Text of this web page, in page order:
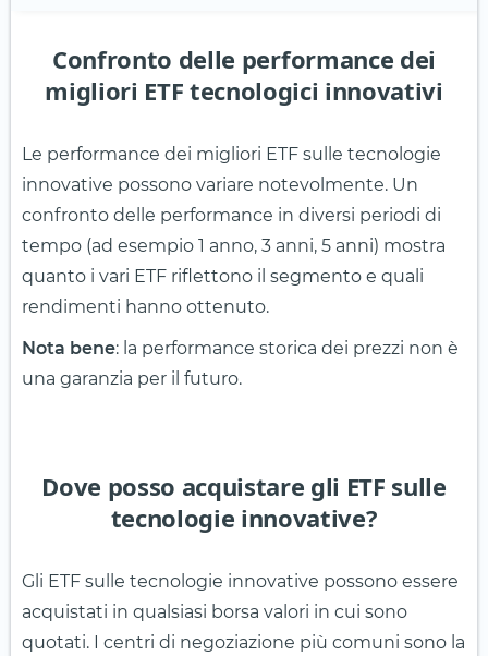
Confronto delle performance dei
migliori ETF tecnologici innovativi
Le performance dei migliori ETF sulle tecnologie
innovative possono variare notevolmente. Un
confronto delle performance in diversi periodi di
tempo (ad esempio 1 anno, 3 anni, 5 anni) mostra
quanto i vari ETF riflettono il segmento e quali
rendimenti hanno ottenuto.
Nota bene: la performance storica dei prezzi non è
una garanzia per il futuro.
Dove posso acquistare gli ETF sulle
tecnologie innovative?
Gli ETF sulle tecnologie innovative possono essere
acquistati in qualsiasi borsa valori in cui sono
quotati. I centri di negoziazione più comuni sono la